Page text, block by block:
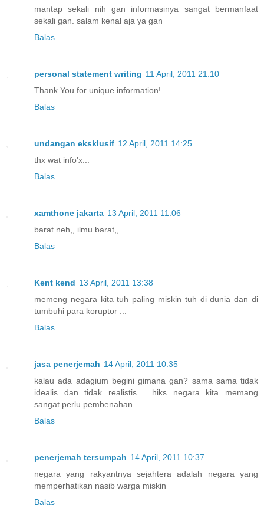
mantap sekali nih gan informasinya sangat bermanfaat
sekali gan. salam kenal aja ya gan
Balas
personal statement writing 11 April, 2011 21:10
Thank You for unique information!
Balas
undangan eksklusif 12 April, 2011 14:25
thx wat info'x...
Balas
xamthone jakarta 13 April, 2011 11:06
barat neh,, ilmu barat,,
Balas
Kent kend 13 April, 2011 13:38
memeng negara kita tuh paling miskin tuh di dunia dan di
tumbuhi para koruptor ...
Balas
jasa penerjemah 14 April, 2011 10:35
kalau ada adagium begini gimana gan? sama sama tidak
idealis dan tidak realistis.... hiks negara kita memang
sangat perlu pembenahan.
Balas
penerjemah tersumpah 14 April, 2011 10:37
negara yang rakyantnya sejahtera adalah negara yang
memperhatikan nasib warga miskin
Balas